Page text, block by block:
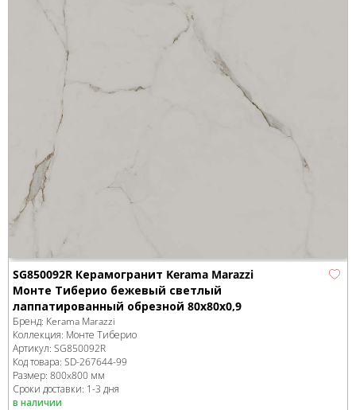
SG850092R Керамогранит Kerama Marazzi
Монте Тиберио бежевый светлый
лаппатированный обрезной 80x80x0,9
Бренд: Kerama Marazzi
Коллекция: Монте Тиберио
Артикул: SG850092R
Код товара: SD-267644-99
Размер: 800x800 мм
Сроки доставки: 1-3 дня
в наличии